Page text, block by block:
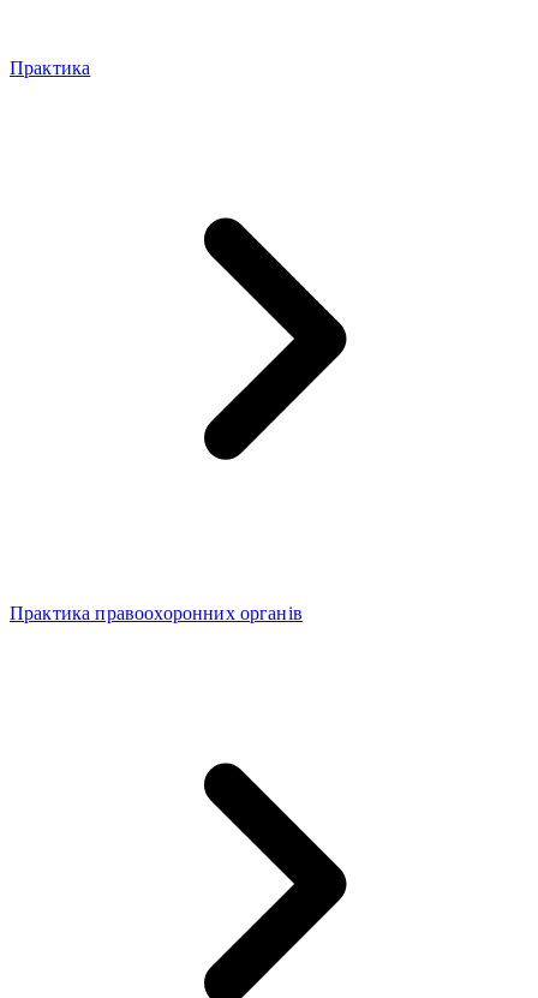
Практика
Практика правоохоронних органів